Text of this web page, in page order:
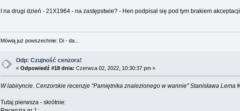
I na drugi dzień - 21X1964 - na zastępstwie? - Hen podpisał się pod tym brakiem
Mówią już powszechnie: Di - da...
Odp: Czujność cenzora!
« Odpowiedź #18 dnia: Czerwca 02, 2022, 10:30:37 pm »
W labiryncie. Cenzorskie recenzje "Pamiętnika znalezionego w wannie" Stanisława Lema
Tutaj pierwsza - skrótnie: